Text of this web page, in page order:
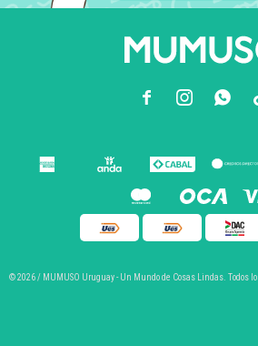
  
© 2026 / MUMUSO Uruguay - Un Mundo de Cosas Lindas. Todos